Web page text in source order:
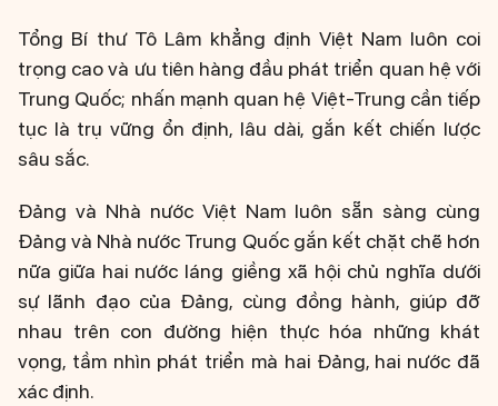
Tổng Bí thư Tô Lâm khẳng định Việt Nam luôn coi
trọng cao và ưu tiên hàng đầu phát triển quan hệ với
Trung Quốc; nhấn mạnh quan hệ Việt-Trung cần tiếp
tục là trụ vững ổn định, lâu dài, gắn kết chiến lược
sâu sắc.
Đảng và Nhà nước Việt Nam luôn sẵn sàng cùng
Đảng và Nhà nước Trung Quốc gắn kết chặt chẽ hơn
nữa giữa hai nước láng giềng xã hội chủ nghĩa dưới
sự lãnh đạo của Đảng, cùng đồng hành, giúp đỡ
nhau trên con đường hiện thực hóa những khát
vọng, tầm nhìn phát triển mà hai Đảng, hai nước đã
xác định.